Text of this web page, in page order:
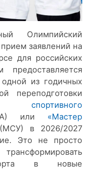
Олимпийский
заявлений на
для российских
предоставляется
из годичных
переподготовки
спортивного
или «Мастер
в 2026/2027
Это не просто
в новые